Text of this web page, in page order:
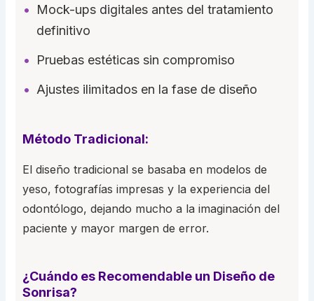
Mock-ups digitales antes del tratamiento
definitivo
Pruebas estéticas sin compromiso
Ajustes ilimitados en la fase de diseño
Método Tradicional:
El diseño tradicional se basaba en modelos de
yeso, fotografías impresas y la experiencia del
odontólogo, dejando mucho a la imaginación del
paciente y mayor margen de error.
¿Cuándo es Recomendable un Diseño de
Sonrisa?